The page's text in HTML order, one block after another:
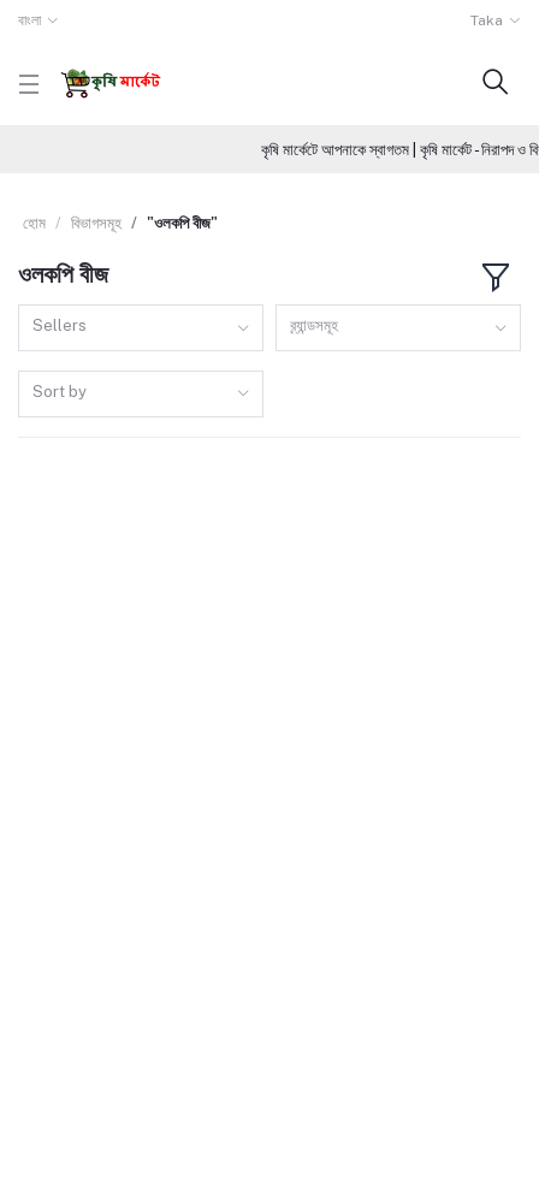
বাংলা Taka
কৃষি মার্কেটে আপনাকে স্বাগতম | কৃষি মার্কেট -
হোম বিভাগসমূহ "ওলকপি বীজ"
ওলকপি বীজ
Sellers ব্র্যান্ডসমূহ
Sort by